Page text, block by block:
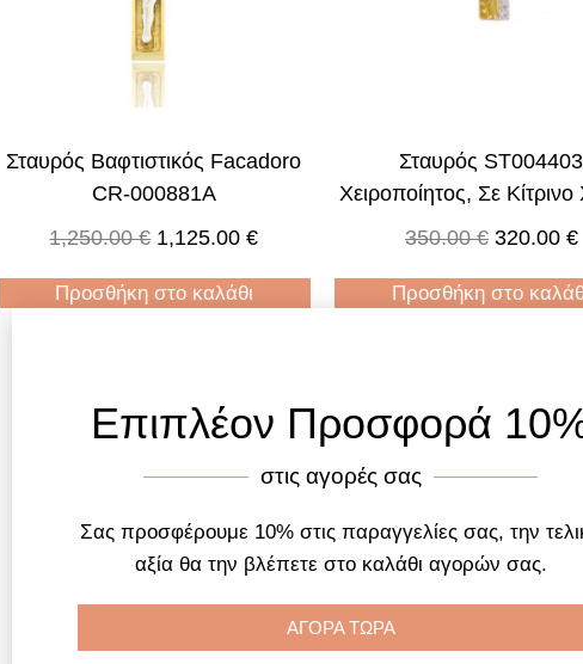
Σταυρός Βαφτιστικός Facadoro
CR-000881A
1,250.00€ 1,125.00€
Προσθήκη στο καλάθι
Σταυρός ST004403
Χειροποίητος, Σε
14Κ Με Ζιργκόν
350.00€ 320.00 €
Προσθήκη στο
Επιπλέον Προσφορά
στις αγορές σας
Σας προσφέρουμε 10% στις παραγγελίες σας, την
αξία θα την βλέπετε στο καλάθι αγορών σας.
ΑΓΟΡΑ ΤΩΡΑ